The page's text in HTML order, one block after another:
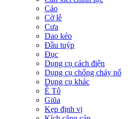
Cảo
Cờ lê
Cưa
Dao kéo
Đầu tuýp
Đục
Dụng cụ cách điện
Dụng cụ chống cháy nổ
Dụng cụ khác
Ê Tô
Giũa
Kẹp định vị